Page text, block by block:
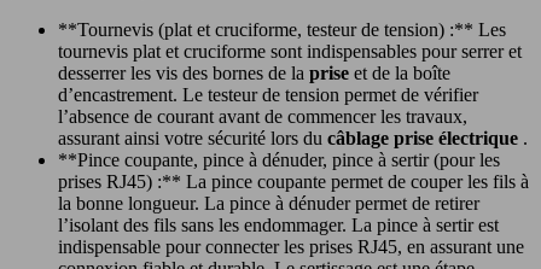
**Tournevis (plat et cruciforme, testeur de tension) :** Les
tournevis plat et cruciforme sont indispensables pour serrer et
desserrer les vis des bornes de la prise et de la boîte
d’encastrement. Le testeur de tension permet de vérifier
l’absence de courant avant de commencer les travaux,
assurant ainsi votre sécurité lors du câblage prise électrique .
**Pince coupante, pince à dénuder, pince à sertir (pour les
prises RJ45) :** La pince coupante permet de couper les fils à
la bonne longueur. La pince à dénuder permet de retirer
l’isolant des fils sans les endommager. La pince à sertir est
indispensable pour connecter les prises RJ45, en assurant une